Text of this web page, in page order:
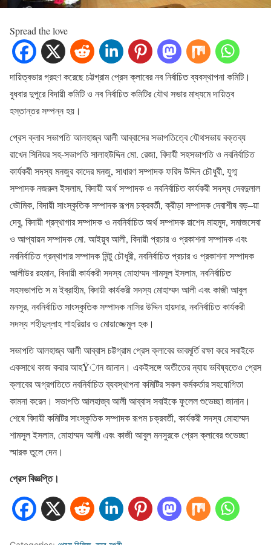
Spread the love
দায়িত্বভার গ্রহণ করেছে চট্টগ্রাম প্রেস ক্লাবের নব নির্বাচিত ব্যবস্থাপনা কমিটি।
বুধবার দুপুরে বিদায়ী কমিটি ও নব নির্বাচিত কমিটির যৌথ সভার মাধ্যমে দায়িত্ব
হস্তান্তর সম্পন্ন হয়।
প্রেস ক্লাব সভাপতি আলহাজ্ব আলী আব্বাসের সভাপতিত্বে যৌথসভায় বক্তব্য
রাখেন সিনিয়র সহ-সভাপতি সালাহউদ্দিন মো. রেজা, বিদায়ী সহসভাপতি ও নবনির্বাচিত
কার্যকরী সদস্য মনজুর কাদের মনজু, সাধারণ সম্পাদক ফরিদ উদ্দিন চৌধুরী, যুগ্ম
সম্পাদক নজরুল ইসলাম, বিদায়ী অর্থ সম্পাদক ও নবনির্বাচিত কার্যকরী সদস্য দেবদুলাল
ভৌমিক, বিদায়ী সাংস্কৃতিক সম্পাদক রূপম চক্রবর্তী, ক্রীড়া সম্পাদক দেবাশীষ বড়–য়া
দেবু, বিদায়ী গ্রন্থাগার সম্পাদক ও নবনির্বাচিত অর্থ সম্পাদক রাশেদ মাহমুদ, সমাজসেবা
ও আপ্যায়ন সম্পাদক মো. আইয়ুব আলী, বিদায়ী প্রচার ও প্রকাশনা সম্পাদক এবং
নবনির্বাচিত গ্রন্থাগার সম্পাদক মিন্টু চৌধুরী, নবনির্বাচিত প্রচার ও প্রকাশনা সম্পাদক
আলীউর রহমান, বিদায়ী কার্যকরী সদস্য মোহাম্মদ শামসুল ইসলাম, নবনির্বাচিত
সহসভাপতি স ম ইব্রাহীম, বিদায়ী কার্যকরী সদস্য মোহাম্মদ আলী এবং কাজী আবুল
মনসুর, নবনির্বাচিত সাংস্কৃতিক সম্পাদক নাসির উদ্দিন হায়দার, নবনির্বাচিত কার্যকরী
সদস্য শহীদুল্লাহ শাহরিয়ার ও মোয়াজ্জেমুল হক।
সভাপতি আলহাজ্ব আলী আব্বাস চট্টগ্রাম প্রেস ক্লাবের ভাবমূর্তি রক্ষা করে সবাইকে
একসাথে কাজ করার আহŸান জানান। একইসঙ্গে অতীতের ন্যায় ভবিষ্যতেও প্রেস
ক্লাবের অগ্রগতিতে নবনির্বাচিত ব্যবস্থাপনা কমিটির সকল কর্মকর্তার সহযোগিতা
কামনা করেন। সভাপতি আলহাজ্ব আলী আব্বাস সবাইকে ফুলেল শুভেচ্ছা জানান।
শেষে বিদায়ী কমিটির সাংস্কৃতিক সম্পাদক রূপম চক্রবর্তী, কার্যকরী সদস্য মোহাম্মদ
শামসুল ইসলাম, মোহাম্মদ আলী এবং কাজী আবুল মনসুরকে প্রেস ক্লাবের শুভেচ্ছা
স্মারক তুলে দেন।
প্রেস বিজ্ঞপ্তি।